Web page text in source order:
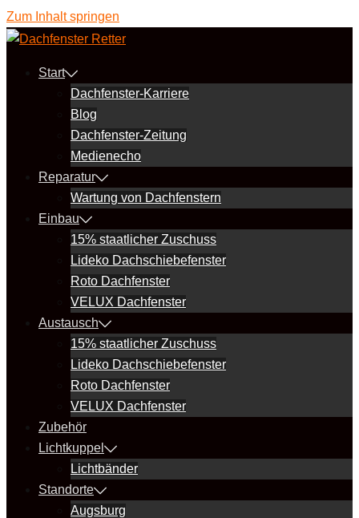
Zum Inhalt springen
Start
Dachfenster-Karriere
Blog
Dachfenster-Zeitung
Medienecho
Reparatur
Wartung von Dachfenstern
Einbau
15% staatlicher Zuschuss
Lideko Dachschiebefenster
Roto Dachfenster
VELUX Dachfenster
Austausch
15% staatlicher Zuschuss
Lideko Dachschiebefenster
Roto Dachfenster
VELUX Dachfenster
Zubehör
Lichtkuppel
Lichtbänder
Standorte
Augsburg